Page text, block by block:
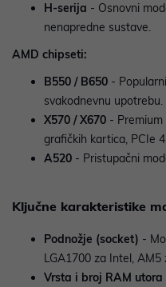
H-serija - Osnovni
nenapredne sustave.
AMD chipseti:
B550 / B650 -
svakodnevnu upotrebu.
X570 / X670 - Premium
grafičkih kartica, PCIe
A520 - Pristupačni
Ključne karakteristike
Podnožje (socket) -
LGA1700 za Intel, AM5
Vrsta i broj RAM utora